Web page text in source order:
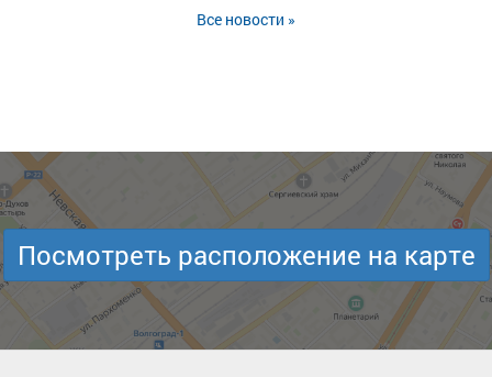
Все новости »
Посмотреть расположение на карте